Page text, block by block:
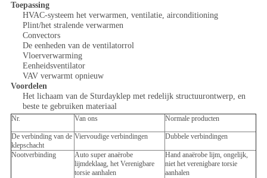
Toepassing
HVAC-systeem het verwarmen, ventilatie, airconditioning
Plint/het stralende verwarmen
Convectors
De eenheden van de ventilatorrol
Vloerverwarming
Eenheidsventilator
VAV verwarmt opnieuw
Voordelen
Het lichaam van de Sturdayklep met redelijk structuurontwerp, en
beste te gebruiken materiaal
Nr. Van ons Normale producten
De verbinding van de
klepschacht
Viervoudige verbindingen Dubbele verbindingen
Nootverbinding
Auto super anaërobe
lijmdeklaag, het Verenigbare
torsie aanhalen
Hand anaërobe lijm, ongelijk,
niet het verenigbare torsie
aanhalen